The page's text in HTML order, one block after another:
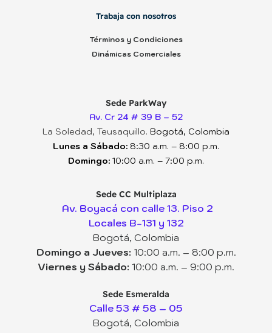
Trabaja con nosotros
Términos y Condiciones
Dinámicas Comerciales
Sede ParkWay
Av. Cr 24 # 39 B – 52
La Soledad, Teusaquillo. Bogotá, Colombia
Lunes a Sábado: 8:30 a.m. – 8:00 p.m.
Domingo: 10:00 a.m. – 7:00 p.m.
Sede CC Multiplaza
Av. Boyacá con calle 13. Piso 2
Locales B-131 y 132
Bogotá, Colombia
Domingo a Jueves: 10:00 a.m. – 8:00 p.m.
Viernes y Sábado: 10:00 a.m. – 9:00 p.m.
Sede Esmeralda
Calle 53 # 58 – 05
Bogotá, Colombia